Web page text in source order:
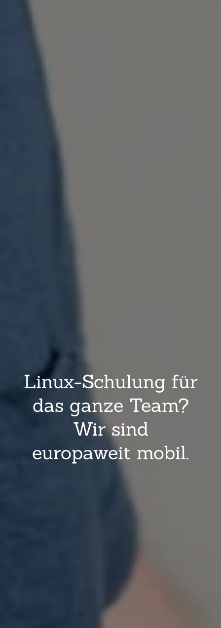
Linux-Schulung für
das ganze Team?
Wir sind
europaweit mobil.